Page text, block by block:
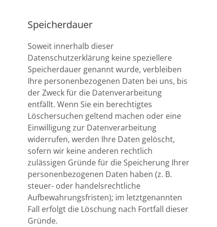
Speicherdauer
Soweit innerhalb dieser
Datenschutzerklärung keine speziellere
Speicherdauer genannt wurde, verbleiben
Ihre personenbezogenen Daten bei uns, bis
der Zweck für die Datenverarbeitung
entfällt. Wenn Sie ein berechtigtes
Löschersuchen geltend machen oder eine
Einwilligung zur Datenverarbeitung
widerrufen, werden Ihre Daten gelöscht,
sofern wir keine anderen rechtlich
zulässigen Gründe für die Speicherung Ihrer
personenbezogenen Daten haben (z. B.
steuer- oder handelsrechtliche
Aufbewahrungsfristen); im letztgenannten
Fall erfolgt die Löschung nach Fortfall dieser
Gründe.